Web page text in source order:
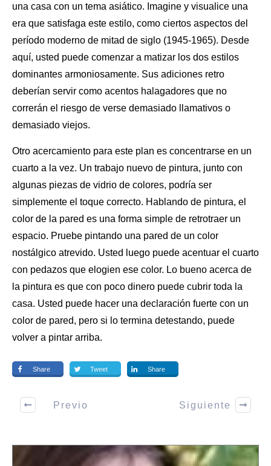
una casa con un tema asiático. Imagine y visualice una
era que satisfaga este estilo, como ciertos aspectos del
período moderno de mitad de siglo (1945-1965). Desde
aquí, usted puede comenzar a matizar los dos estilos
dominantes armoniosamente. Sus adiciones retro
deberían servir como acentos halagadores que no
correrán el riesgo de verse demasiado llamativos o
demasiado viejos.
Otro acercamiento para este plan es concentrarse en un
cuarto a la vez. Un trabajo nuevo de pintura, junto con
algunas piezas de vidrio de colores, podría ser
simplemente el toque correcto. Hablando de pintura, el
color de la pared es una forma simple de retrotraer un
espacio. Pruebe pintando una pared de un color
nostálgico atrevido. Usted luego puede acentuar el cuarto
con pedazos que elogien ese color. Lo bueno acerca de
la pintura es que con poco dinero puede cubrir toda la
casa. Usted puede hacer una declaración fuerte con un
color de pared, pero si lo termina detestando, puede
volver a pintar arriba.
Share Tweet Share
Previo Siguiente